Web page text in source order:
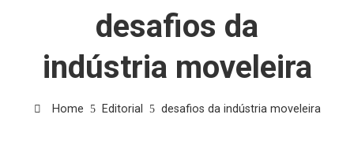
desafios da
indústria moveleira
Home Editorial desafios da indústria moveleira